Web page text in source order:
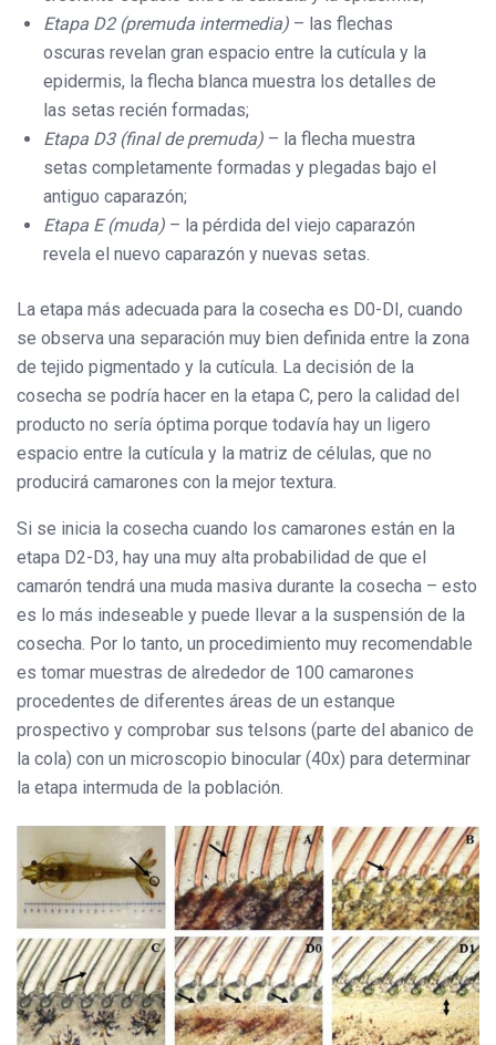
Etapa D2 (premuda intermedia) – las flechas
oscuras revelan gran espacio entre la cutícula y la
epidermis, la flecha blanca muestra los detalles de
las setas recién formadas;
Etapa D3 (final de premuda) – la flecha muestra
setas completamente formadas y plegadas bajo el
antiguo caparazón;
Etapa E (muda) – la pérdida del viejo caparazón
revela el nuevo caparazón y nuevas setas.
La etapa más adecuada para la cosecha es D0-DI, cuando
se observa una separación muy bien definida entre la zona
de tejido pigmentado y la cutícula. La decisión de la
cosecha se podría hacer en la etapa C, pero la calidad del
producto no sería óptima porque todavía hay un ligero
espacio entre la cutícula y la matriz de células, que no
producirá camarones con la mejor textura.
Si se inicia la cosecha cuando los camarones están en la
etapa D2-D3, hay una muy alta probabilidad de que el
camarón tendrá una muda masiva durante la cosecha – esto
es lo más indeseable y puede llevar a la suspensión de la
cosecha. Por lo tanto, un procedimiento muy recomendable
es tomar muestras de alrededor de 100 camarones
procedentes de diferentes áreas de un estanque
prospectivo y comprobar sus telsons (parte del abanico de
la cola) con un microscopio binocular (40x) para determinar
la etapa intermuda de la población.